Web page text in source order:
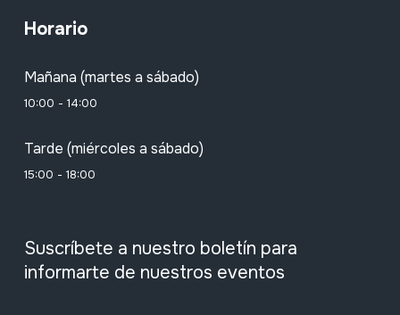
Horario
Mañana (martes a sábado)
10:00 - 14:00
Tarde (miércoles a sábado)
15:00 - 18:00
Suscríbete a nuestro boletín para
informarte de nuestros eventos